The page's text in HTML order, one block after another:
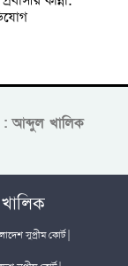
: আব্দুল খালিক
সুপ্রীম কোর্ট |